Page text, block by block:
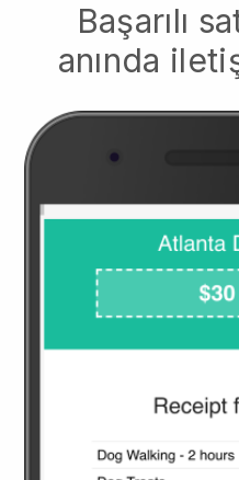
Başarılı
anında